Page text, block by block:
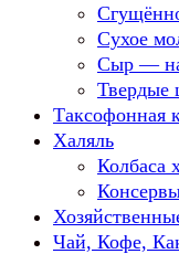
Сухое
Сыр —
Твердые
Таксофонная
Халяль
Колбаса
Чай, Кофе,